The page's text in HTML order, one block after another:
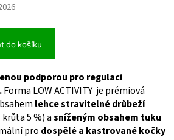
do košíku
podporou pro regulaci
Forma LOW ACTIVITY je prémiová
lehce stravitelné drůbeží
5 %) asníženým obsahem tuku
pro dospělé a kastrované kočky